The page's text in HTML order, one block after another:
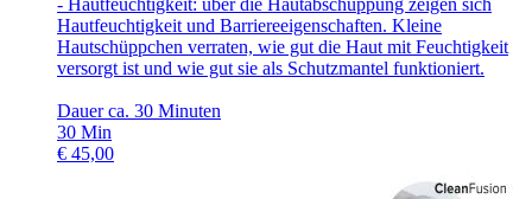
- Hautfeuchtigkeit: über die Hautabschuppung zeigen sich
Hautfeuchtigkeit und Barriereeigenschaften. Kleine
Hautschüppchen verraten, wie gut die Haut mit Feuchtigkeit
versorgt ist und wie gut sie als Schutzmantel funktioniert.
Dauer ca. 30 Minuten
30 Min
€ 45,00